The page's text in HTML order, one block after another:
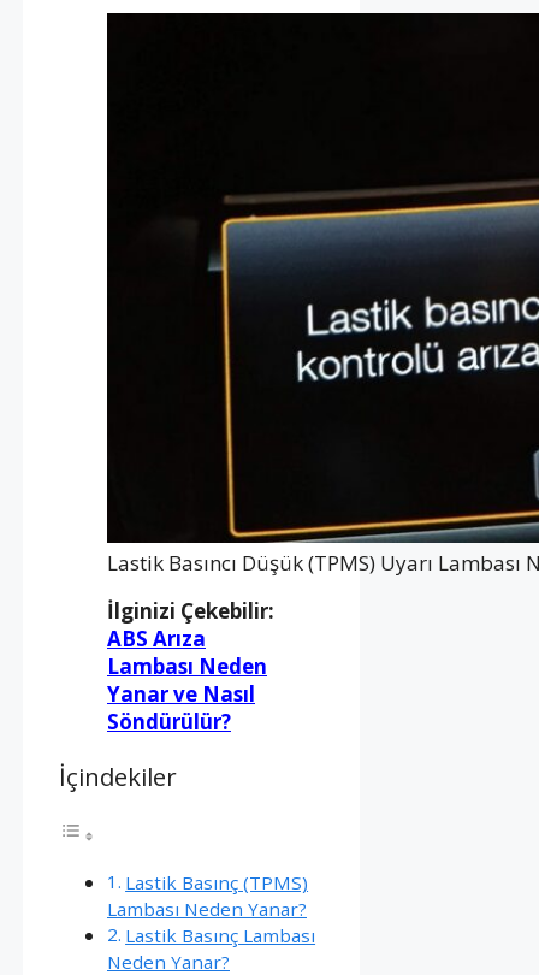
Lastik Basıncı Düşük (TPMS) Uyarı Lambası
İlginizi Çekebilir:
ABS Arıza
Lambası Neden
Yanar ve Nasıl
Söndürülür?
İçindekiler
Lastik Basınç (TPMS)
Lambası Neden Yanar?
Lastik Basınç Lambası
Neden Yanar?